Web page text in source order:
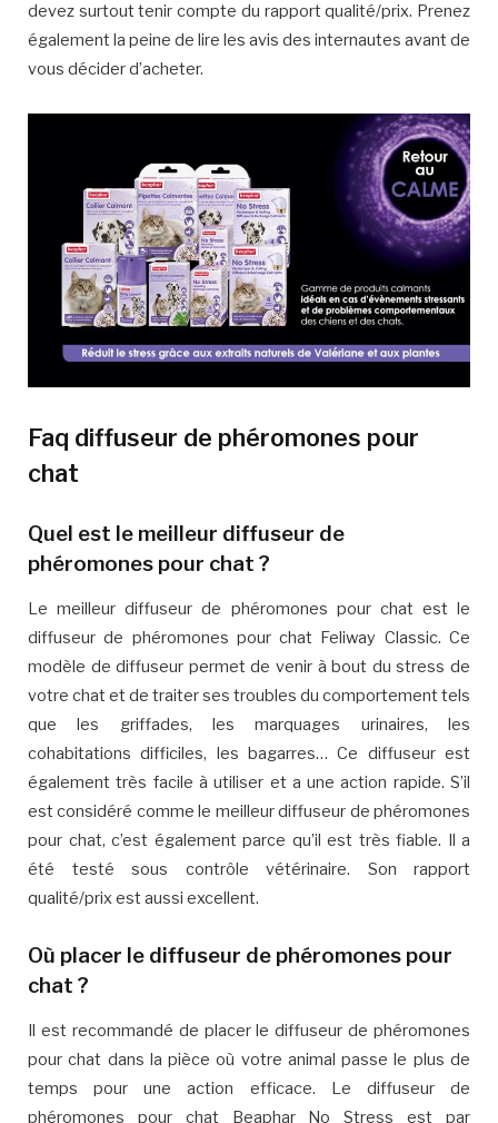
devez surtout tenir compte du rapport qualité/prix. Prenez
également la peine de lire les avis des internautes avant de
vous décider d’acheter.
Faq diffuseur de phéromones pour
chat
Quel est le meilleur diffuseur de
phéromones pour chat ?
Le meilleur diffuseur de phéromones pour chat est le
diffuseur de phéromones pour chat Feliway Classic. Ce
modèle de diffuseur permet de venir à bout du stress de
votre chat et de traiter ses troubles du comportement tels
que les griffades, les marquages urinaires, les
cohabitations difficiles, les bagarres… Ce diffuseur est
également très facile à utiliser et a une action rapide. S’il
est considéré comme le meilleur diffuseur de phéromones
pour chat, c’est également parce qu’il est très fiable. Il a
été testé sous contrôle vétérinaire. Son rapport
qualité/prix est aussi excellent.
Où placer le diffuseur de phéromones pour
chat ?
Il est recommandé de placer le diffuseur de phéromones
pour chat dans la pièce où votre animal passe le plus de
temps pour une action efficace. Le diffuseur de
phéromones pour chat Beaphar No Stress est par